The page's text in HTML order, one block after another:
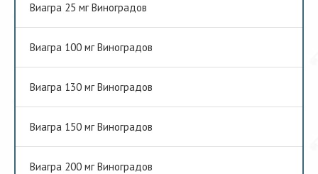
Виагра 25 мг Виноградов
Виагра 100 мг Виноградов
Виагра 130 мг Виноградов
Виагра 150 мг Виноградов
Виагра 200 мг Виноградов